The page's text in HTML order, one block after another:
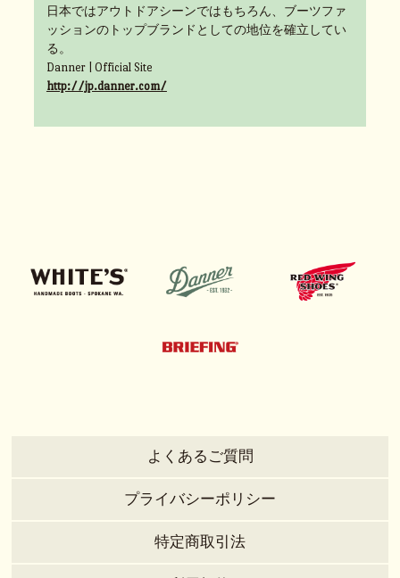
日本ではアウトドアシーンではもちろん、ブーツファ
ッションのトップブランドとしての地位を確立してい
る。
Danner | Official Site
http://jp.danner.com/
よくあるご質問
プライバシーポリシー
特定商取引法